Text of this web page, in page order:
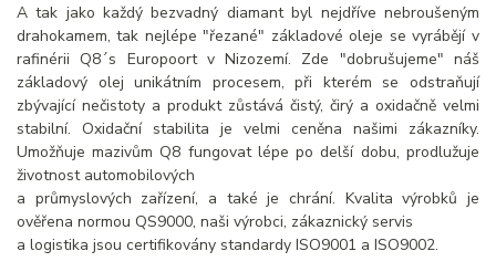
A tak jako každý bezvadný diamant byl nejdříve nebroušeným
drahokamem, tak nejlépe "řezané" základové oleje se vyrábějí v
rafinérii Q8´s Europoort v Nizozemí. Zde "dobrušujeme" náš
základový olej unikátním procesem, při kterém se odstraňují
zbývající nečistoty a produkt zůstává čistý, čirý a oxidačně velmi
stabilní. Oxidační stabilita je velmi ceněna našimi zákazníky.
Umožňuje mazivům Q8 fungovat lépe po delší dobu, prodlužuje
životnost automobilových
a průmyslových zařízení, a také je chrání. Kvalita výrobků je
ověřena normou QS9000, naši výrobci, zákaznický servis
a logistika jsou certifikovány standardy ISO9001 a ISO9002.